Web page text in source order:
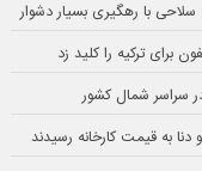
سراسر شمال کشور
دنا به قیمت کارخانه رسیدند